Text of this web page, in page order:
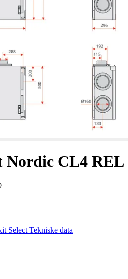
Nordic CL4 REL
Select Tekniske data